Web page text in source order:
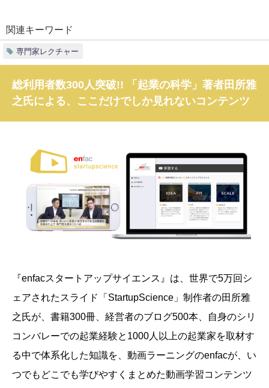
関連キーワード
専門家レクチャー
総利用者数300人突破!! 「起業の科学」著者田所雅
之氏による、ここだけでしか見れないコンテンツ
『enfacスタートアップサイエンス』は、 世界で5万回シ
ェアされたスライド「StartupScience」制作者の田所雅
之氏が、書籍300冊、経営者のブログ500本、自身のシリ
コンバレーでの起業経験と1000人以上の起業家を取材す
る中で体系化した知識を、動画ラーニングのenfacが、い
つでもどこでも学びやすくまとめた動画学習コンテンツ